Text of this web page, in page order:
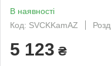
В наявності
Код: SVCKKamAZ
5 123 ₴